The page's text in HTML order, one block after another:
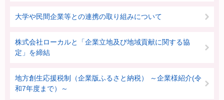
大学や民間企業等との連携の取り組みについて
株式会社ローカルと「企業立地及び地域貢献に関する協
定」を締結
地方創生応援税制（企業版ふるさと納税） ～企業様紹介(令
和7年度まで）～